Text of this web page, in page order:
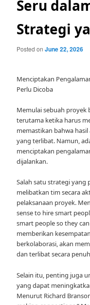
Seru
Strategi
Posted onJune 22, 2026
Menciptakan
Perlu Dicoba
Memulai sebuah proyek
terutama ketika harus
memastikan bahwa
yang terlibat. Namun,
menciptakan
dijalankan.
Salah satu strategi yang
melibatkan tim secara
pelaksanaan proyek.
sense to hire smart
smart people so they
memberikan
berkolaborasi, akan
dan terlibat secara
Selain itu, penting juga
yang dapat
Menurut Richard